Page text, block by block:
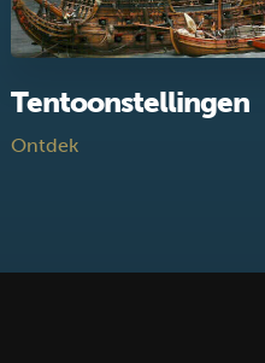
Tentoonstellingen
Ontdek